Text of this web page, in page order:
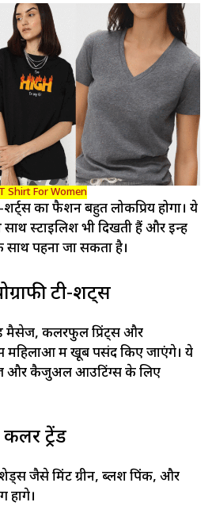
Shirt For Women
का फैशन बहुत लोकप्रिय होगा। ये
स्टाइलिश भी दिखती हैं और इन्हें
साथ पहना जा सकता है।
टी-शर्ट्स
मैसेज, कलरफुल प्रिंट्स और
महिलाओं में खूब पसंद किए जाएंगे। ये
और कैजुअल आउटिंग्स के लिए
ट्रेंड
जैसे मिंट ग्रीन, ब्लश पिंक, और
होंगे।